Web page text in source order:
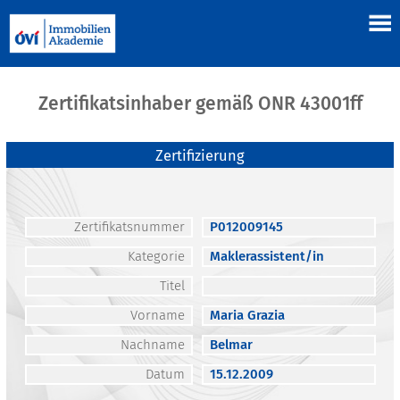
Zertifikatsinhaber gemäß ONR 43001ff
Zertifizierung
Zertifikatsnummer
P012009145
Kategorie
Maklerassistent/in
Titel
Vorname
Maria Grazia
Nachname
Belmar
Datum
15.12.2009